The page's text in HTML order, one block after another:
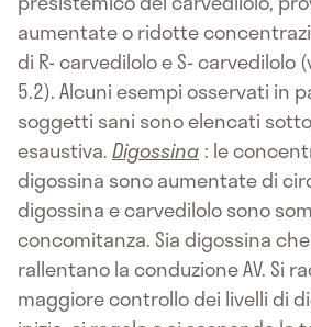
aumentate o ridotte
di R- carvedilolo e S- carvedilolo
5.2). Alcuni esempi osservati in
soggetti sani sono elencati
esaustiva.Digossina : le
digossina sono aumentate di
digossina e carvedilolo sono
concomitanza. Sia digossina
rallentano la conduzione AV. Si
maggiore controllo dei livelli di